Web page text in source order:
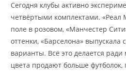
Сегодня клубы активно
четвёртыми комплектами. «Реал
поле в розовом, «Манчестер
оттенки, «Барселона»
варианты. Всё это делается
цвета продают больше